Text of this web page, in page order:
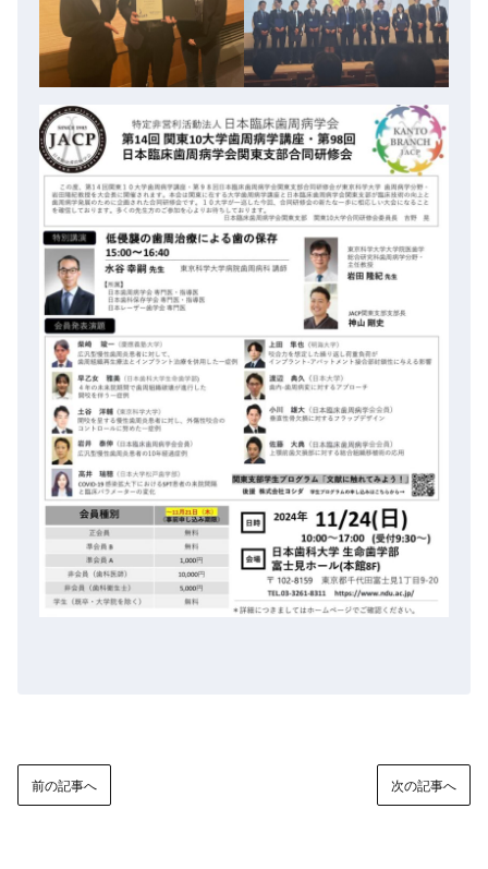
前の記事へ 次の記事へ